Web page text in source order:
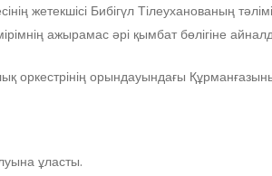
жетекшісі Бибігүл Тілеуханованың
ажырамас әрі қымбат бөлігіне
оркестрінің орындауындағы
ұласты.